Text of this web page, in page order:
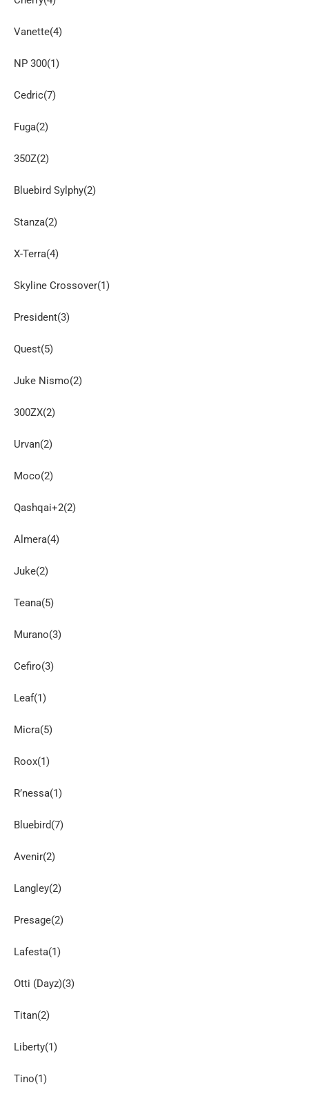
Vanette(4)
NP 300(1)
Cedric(7)
Fuga(2)
350Z(2)
Bluebird Sylphy(2)
Stanza(2)
X-Terra(4)
Skyline Crossover(1)
President(3)
Quest(5)
Juke Nismo(2)
300ZX(2)
Urvan(2)
Moco(2)
Qashqai+2(2)
Almera(4)
Juke(2)
Teana(5)
Murano(3)
Cefiro(3)
Leaf(1)
Micra(5)
Roox(1)
R’nessa(1)
Bluebird(7)
Avenir(2)
Langley(2)
Presage(2)
Lafesta(1)
Otti (Dayz)(3)
Titan(2)
Liberty(1)
Tino(1)